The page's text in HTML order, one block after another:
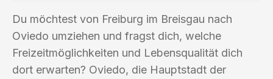
Du möchtest von Freiburg im Breisgau nach
Oviedo umziehen und fragst dich, welche
Freizeitmöglichkeiten und Lebensqualität dich
dort erwarten? Oviedo, die Hauptstadt der